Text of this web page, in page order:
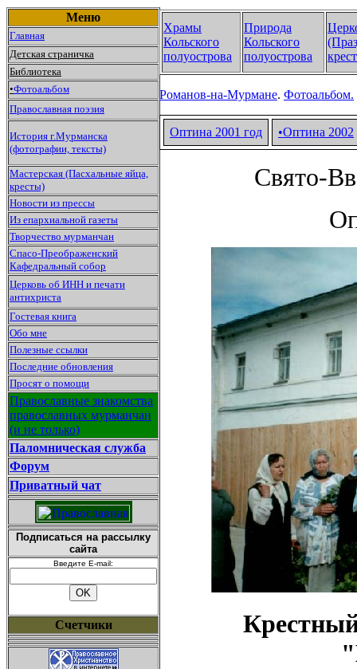
Меню
Главная
Детская страничка
Библиотека
•Фотоальбом
Православная поэзия
История г.Мурманска
(фотографии, тексты)
Мастерская (Пасхальные яйца,
кресты)
Новости из прессы
Из епархиальной газеты
Творчество мурманчан
Спасо-Преображенский
Кафедральный собор
Церковь об ИНН и печати
антихриста
Гостевая книга
Обо мне
Полезные ссылки
Последние обновления
Просят о помощи
Православные знакомства
православных мурманчан
(и не только)
Паломническая служба
Форум
Приватный чат
Подписаться на рассылку
сайта
Введите E-mail:
Счетчики
Храмы
Кольского
полуострова
Природа
Кольского
полуострова
Романов-на-Мурмане. Фотоальбом.
Оптина 2001 год •Оптина 2002
Свято-